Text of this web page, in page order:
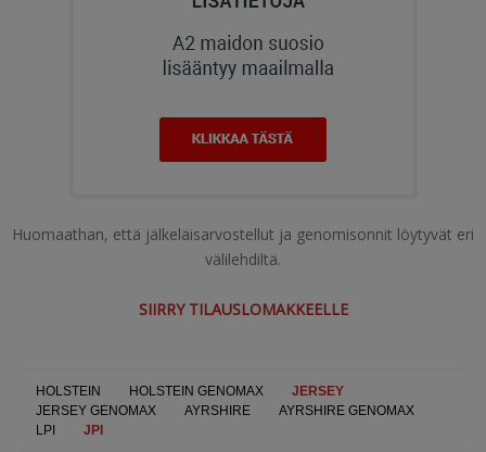
Huomaathan, että jälkeläisarvostellut ja genomisonnit löytyvät eri
välilehdiltä.
SIIRRY TILAUSLOMAKKEELLE